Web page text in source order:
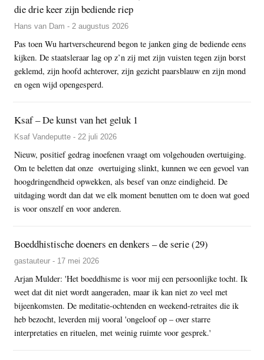
die drie keer zijn bediende riep
Hans van Dam - 2 augustus 2026
Pas toen Wu hartverscheurend begon te janken ging de bediende eens
kijken. De staatsleraar lag op z’n zij met zijn vuisten tegen zijn borst
geklemd, zijn hoofd achterover, zijn gezicht paarsblauw en zijn mond
en ogen wijd opengesperd.
Ksaf – De kunst van het geluk 1
Ksaf Vandeputte - 22 juli 2026
Nieuw, positief gedrag inoefenen vraagt om volgehouden overtuiging.
Om te beletten dat onze overtuiging slinkt, kunnen we een gevoel van
hoogdringendheid opwekken, als besef van onze eindigheid. De
uitdaging wordt dan dat we elk moment benutten om te doen wat goed
is voor onszelf en voor anderen.
Boeddhistische doeners en denkers – de serie (29)
gastauteur - 17 mei 2026
Arjan Mulder: 'Het boeddhisme is voor mij een persoonlijke tocht. Ik
weet dat dit niet wordt aangeraden, maar ik kan niet zo veel met
bijeenkomsten. De meditatie-ochtenden en weekend-retraites die ik
heb bezocht, leverden mij vooral 'ongeloof op – over starre
interpretaties en rituelen, met weinig ruimte voor gesprek.'